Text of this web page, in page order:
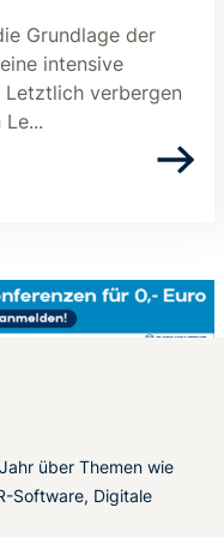
Grundlage der
intensive
Letztlich verbergen
über Themen wie
Software, Digitale